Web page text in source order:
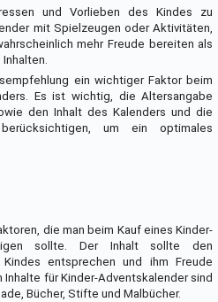
und Vorlieben des Kindes zu
mit Spielzeugen oder Aktivitäten,
mehr Freude bereiten als
ein wichtiger Faktor beim
Es ist wichtig, die Altersangabe
den Inhalt des Kalenders und die
um ein optimales
die man beim Kauf eines Kinder-
sollte. Der Inhalt sollte den
entsprechen und ihm Freude
für Kinder-Adventskalender sind
Bücher, Stifte und Malbücher.